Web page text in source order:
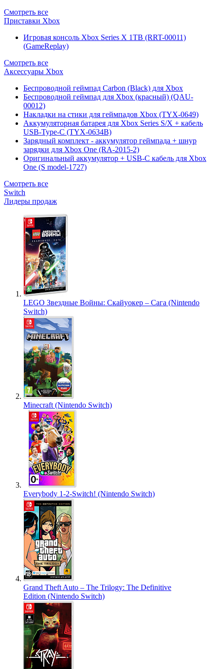
Смотреть все
Приставки Xbox
Игровая консоль Xbox Series X 1TB (RRT-00011)
(GameReplay)
Смотреть все
Аксессуары Xbox
Беспроводной геймпад Carbon (Black) для Xbox
Беспроводной геймпад для Xbox (красный) (QAU-
00012)
Накладки на стики для геймпадов Xbox (TYX-0649)
Аккумуляторная батарея для Xbox Series S/X + кабель
USB-Type-C (TYX-0634B)
Зарядный комплект - аккумулятор геймпада + шнур
зарядки для Xbox One (RA-2015-2)
Оригинальный аккумулятор + USB-C кабель для Xbox
One (S model-1727)
Смотреть все
Switch
Лидеры продаж
LEGO Звездные Войны: Скайуокер – Сага (Nintendo
Switch)
Minecraft (Nintendo Switch)
Everybody 1-2-Switch! (Nintendo Switch)
Grand Theft Auto – The Trilogy: The Definitive
Edition (Nintendo Switch)